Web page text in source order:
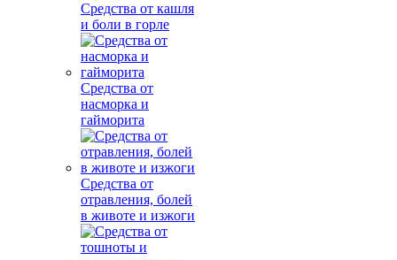
Средства от кашля
и боли в горле
Средства от
насморка и
гайморита
Средства от
отравления, болей
в животе и изжоги